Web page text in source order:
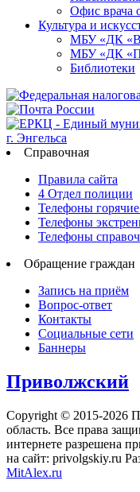
Офис врача
Культура и
МБУ «ДК
МБУ «ДК
Библиотеки
Справочная
Правила сайта
4 Отдел полиции
Телефоны
Телефоны
Телефоны
Обращение граждан
Запись на приём
Вопрос-ответ
Контакты
Социальные сети
Баннеры
Приволжский
Copyright © 2015-2026
область. Все права
интернете разрешена
на сайт: privolgskiy.ru
MitAlex.ru